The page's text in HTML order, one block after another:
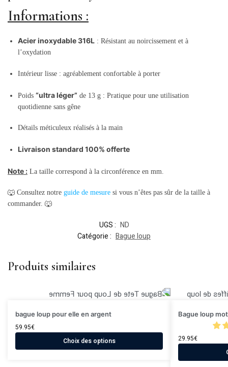
Informations :
Acier inoxydable 316L : Résistant au noircissement et à
l’oxydation
Intérieur lisse : agréablement confortable à porter
Poids “ultra léger” de 13 g : Pratique pour une utilisation
quotidienne sans gêne
Détails méticuleux réalisés à la main
Livraison standard 100% offerte
Note : La taille correspond à la circonférence en mm.
🐺 Consultez notre guide de mesure si vous n’êtes pas sûr de la taille à
commander. 🐺
UGS : ND
Catégorie : Bague loup
Produits similaires
bague loup pour elle en argent
59.95€
Choix des options
Bague loup
29.95€